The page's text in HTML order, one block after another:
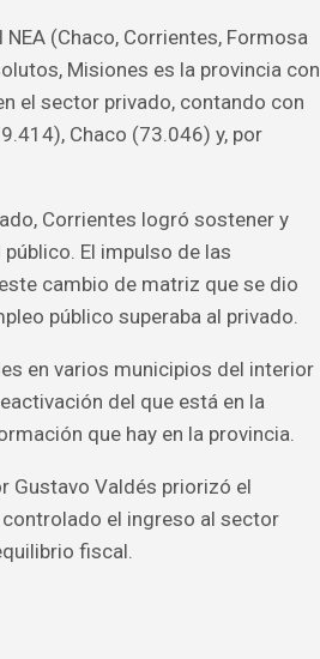
(Chaco, Corrientes, Formosa
Misiones es la provincia con
el sector privado, contando con
Chaco (73.046) y, por
Corrientes logró sostener y
El impulso de las
cambio de matriz que se dio
público superaba al privado.
en varios municipios del interior
del que está en la
que hay en la provincia.
Gustavo Valdés priorizó el
el ingreso al sector
fiscal.